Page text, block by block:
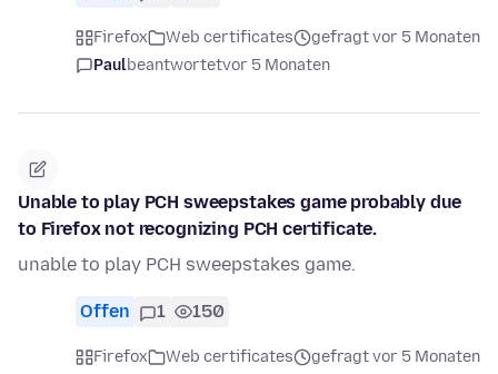
Firefox Web certificates
gefragt vor 5 Monaten
Paulbeantwortetvor 5 Monaten
Unable to play PCH sweepstakes game probably due
to Firefox not recognizing PCH certificate.
unable to play PCH sweepstakes game.
Offen 1 150
Firefox Web certificates
gefragt vor 5 Monaten